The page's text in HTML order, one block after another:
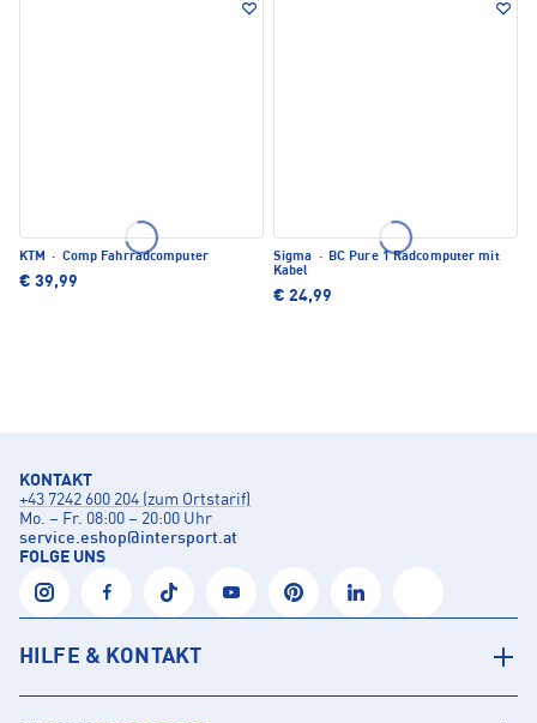
KTM · Comp Fahrradcomputer
€ 39,99
Sigma · BC Pure 1 Radcomputer mit
Kabel
€ 24,99
KONTAKT
+43 7242 600 204 (zum Ortstarif)
Mo. – Fr. 08:00 – 20:00 Uhr
service.eshop@intersport.at
FOLGE UNS
HILFE & KONTAKT